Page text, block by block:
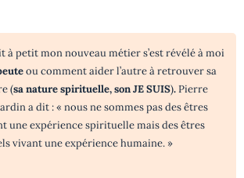
à petit mon nouveau métier s’est révélé à moi
ou comment aider l’autre à retrouver sa
(sa nature spirituelle, son JE SUIS).Pierre
a dit : « nous ne sommes pas des êtres
une expérience spirituelle mais des êtres
vivant une expérience humaine. »